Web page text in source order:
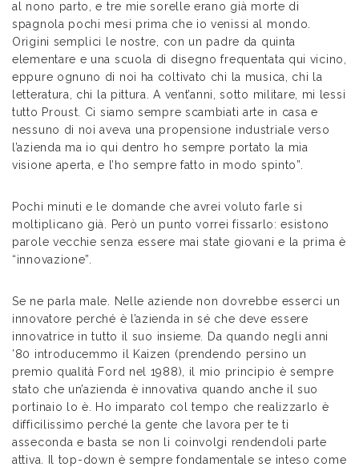
al nono parto, e tre mie sorelle erano già morte di
spagnola pochi mesi prima che io venissi al mondo.
Origini semplici le nostre, con un padre da quinta
elementare e una scuola di disegno frequentata qui vicino,
eppure ognuno di noi ha coltivato chi la musica, chi la
letteratura, chi la pittura. A vent’anni, sotto militare, mi lessi
tutto Proust. Ci siamo sempre scambiati arte in casa e
nessuno di noi aveva una propensione industriale verso
l’azienda ma io qui dentro ho sempre portato la mia
visione aperta, e l’ho sempre fatto in modo spinto”.
Pochi minuti e le domande che avrei voluto farle si
moltiplicano già. Però un punto vorrei fissarlo: esistono
parole vecchie senza essere mai state giovani e la prima è
“innovazione”.
Se ne parla male. Nelle aziende non dovrebbe esserci un
innovatore perché è l’azienda in sé che deve essere
innovatrice in tutto il suo insieme. Da quando negli anni
’80 introducemmo il Kaizen (prendendo persino un
premio qualità Ford nel 1988), il mio principio è sempre
stato che un’azienda è innovativa quando anche il suo
portinaio lo è. Ho imparato col tempo che realizzarlo è
difficilissimo perché la gente che lavora per te ti
asseconda e basta se non li coinvolgi rendendoli parte
attiva. Il top-down è sempre fondamentale se inteso come